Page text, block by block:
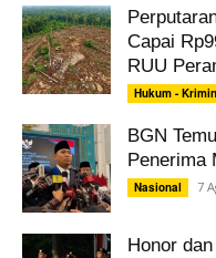
Capai
RUU
Hukum -
BGN
Penerima
Nasional 7
Honor